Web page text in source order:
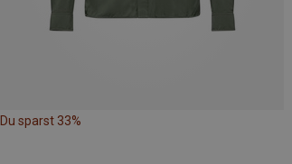
Du sparst 33%